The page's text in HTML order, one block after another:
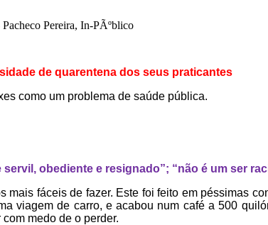
Pereira, In-PÃºblico
de quarentena dos seus praticantes
como um problema de saúde pública.
obediente e resignado”; “não é um ser
mais fáceis de fazer. Este foi feito em péssimas
viagem de carro, e acabou num café a 500
medo de o perder.